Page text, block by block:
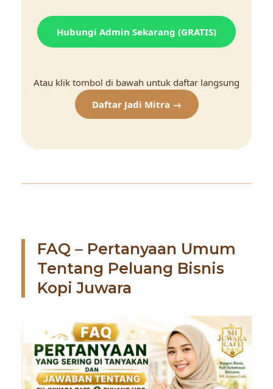
Hubungi Admin Sekarang (GRATIS)
Atau klik tombol di bawah untuk daftar langsung
Daftar Jadi Mitra →
FAQ – Pertanyaan Umum
Tentang Peluang Bisnis
Kopi Juwara